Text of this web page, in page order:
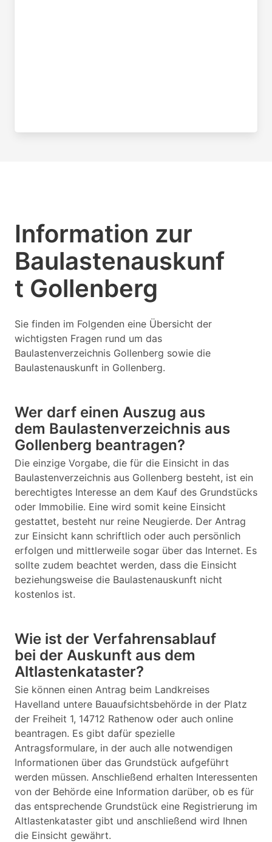
Information zur
Baulastenauskunf
t Gollenberg
Sie finden im Folgenden eine Übersicht der
wichtigsten Fragen rund um das
Baulastenverzeichnis Gollenberg sowie die
Baulastenauskunft in Gollenberg.
Wer darf einen Auszug aus
dem Baulastenverzeichnis aus
Gollenberg beantragen?
Die einzige Vorgabe, die für die Einsicht in das
Baulastenverzeichnis aus Gollenberg besteht, ist ein
berechtigtes Interesse an dem Kauf des Grundstücks
oder Immobilie. Eine wird somit keine Einsicht
gestattet, besteht nur reine Neugierde. Der Antrag
zur Einsicht kann schriftlich oder auch persönlich
erfolgen und mittlerweile sogar über das Internet. Es
sollte zudem beachtet werden, dass die Einsicht
beziehungsweise die Baulastenauskunft nicht
kostenlos ist.
Wie ist der Verfahrensablauf
bei der Auskunft aus dem
Altlastenkataster?
Sie können einen Antrag beim Landkreises
Havelland untere Bauaufsichtsbehörde in der Platz
der Freiheit 1, 14712 Rathenow oder auch online
beantragen. Es gibt dafür spezielle
Antragsformulare, in der auch alle notwendigen
Informationen über das Grundstück aufgeführt
werden müssen. Anschließend erhalten Interessenten
von der Behörde eine Information darüber, ob es für
das entsprechende Grundstück eine Registrierung im
Altlastenkataster gibt und anschließend wird Ihnen
die Einsicht gewährt.